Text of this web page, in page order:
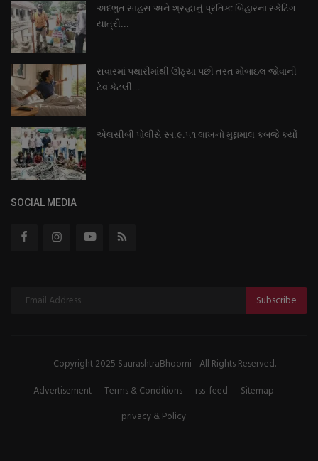
અદભુત સાહસ અને શ્રદ્ધાનું પ્રતિક: બિહારના સ્કેટિંગ
યાત્રી...
સવારમાં પથારીમાંથી ઊઠ્યા પછી તરત મોબાઇલ જોવાની
ટેવ કેટલી...
એલસીબી પોલીસે રૂા.૯.૫૧ લાખનો મુદ્દામાલ કબજે કર્યો
SOCIAL MEDIA
Subscribe
Copyright 2025 SaurashtraBhoomi - All Rights Reserved.
Advertisement
Terms & Conditions rss-feed
Sitemap
privacy & Policy